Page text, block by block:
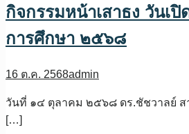
กิจกรรมหน้าเสาธง วันเ
การศึกษา ๒๕๖๘
16 ต.ค. 2568admin
วันที่ ๑๔ ตุลาคม ๒๕๖๘ ดร.ชัชวาลย์ ส
[…]